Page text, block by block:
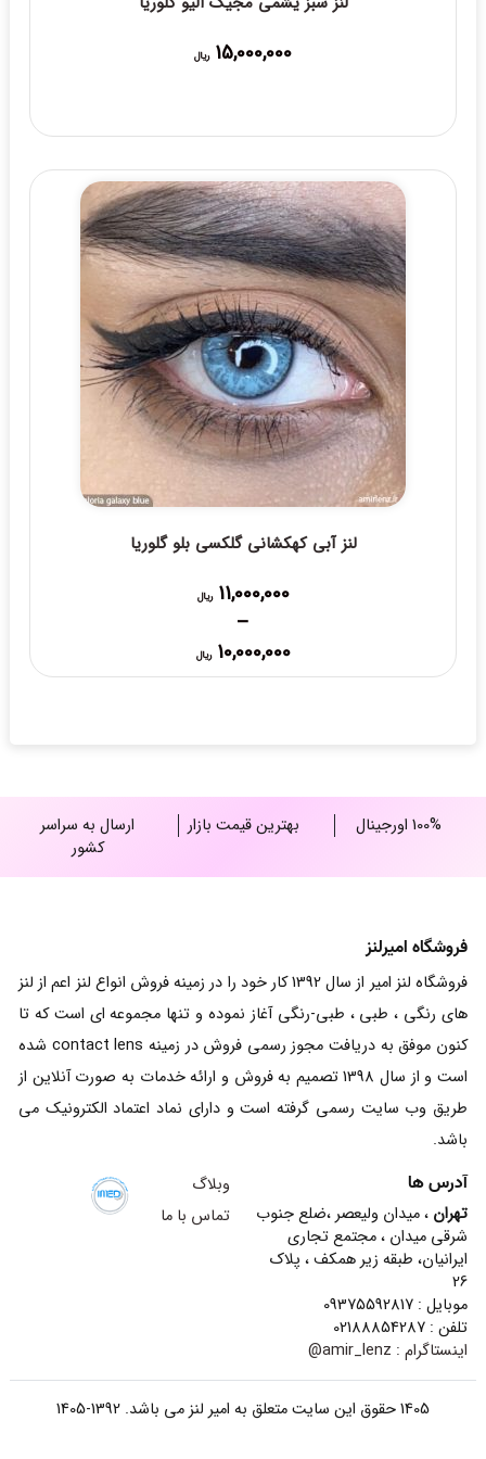
15,000,000 ریال
لنز آبی کهکشانی گلکسی بلو گلوریا
11,000,000 ریال
–
10,000,000 ریال
Price
range:
100% اورجینال بهترین قیمت بازار
ارسال به سراسر
کشور
فروشگاه امیرلنز
فروشگاه لنز امیر از سال 1392 کار خود را در زمینه فروش انواع لنز اعم از لنز
های رنگی ، طبی ، طبی-رنگی آغاز نموده و تنها مجموعه ای است که تا
کنون موفق به دریافت مجوز رسمی فروش در زمینه contact lens شده
است و از سال 1398 تصمیم به فروش و ارائه خدمات به صورت آنلاین از
طریق وب سایت رسمی گرفته است و دارای نماد اعتماد الکترونیک می
باشد.
آدرس ها
تهران ، میدان ولیعصر ،ضلع جنوب
شرقی میدان ، مجتمع تجاری
ایرانیان، طبقه زیر همکف ، پلاک
26
موبایل : 09375592817
تلفن : 02188854287
اینستاگرام : amir_lenz@
وبلاگ
تماس با ما
1405 حقوق این سایت متعلق به امیر لنز می باشد. 1392-1405